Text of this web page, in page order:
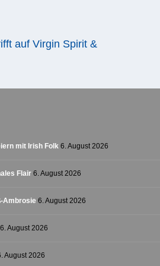
auf Virgin Spirit &
mit Irish Folk 6. August 2026
Flair 6. August 2026
Ambrosie 6. August 2026
6. August 2026
August 2026